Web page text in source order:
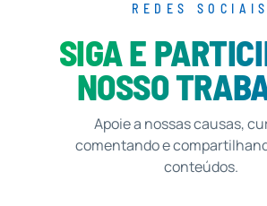
REDES SOCIAIS
SIGA E
NOSSO
Apoie a nossas causas,
comentando e
conteúdos.